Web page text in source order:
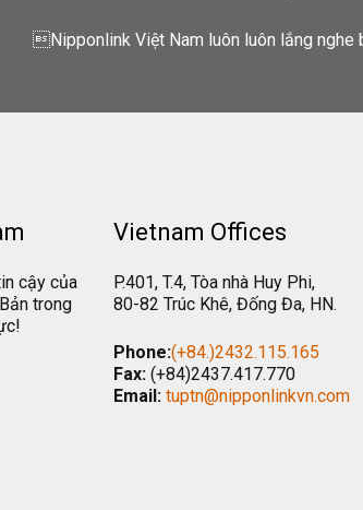
Nipponlink Việt Nam luôn luôn lắng
cậy của
trong
Vietnam Offices
P.401, T.4, Tòa nhà Huy Phi,
80-82 Trúc Khê, Đống Đa, HN.
Phone:(+84.)2432.115.165
Fax:(+84)2437.417.770
Email: tuptn@nipponlinkvn.com